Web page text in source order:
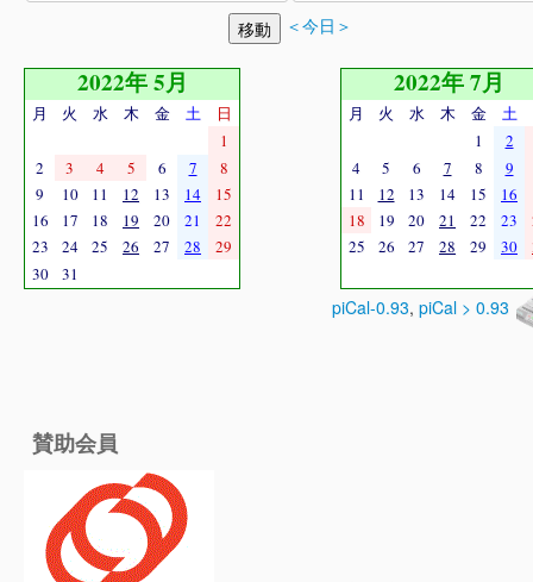
＜今日＞
2022年 5月
月 火 水 木 金 土
日
1
2
3 4 5 6 7
8
9
10 11 12 13 14
15
16
17 18 19 20 21
22
23
24 25 26 27 28
29
30
31
2022年 7月
月 火 水 木 金 土
1
2
4
5 6 7 8 9
11
12 13 14 15 16
18
19 20 21 22 23
25
26 27 28 29 30
piCal-0.93, piCal > 0.93
賛助会員